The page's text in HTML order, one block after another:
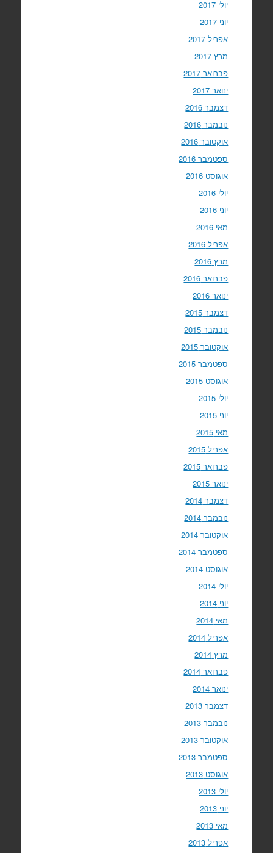
יולי 2017
יוני 2017
אפריל 2017
מרץ 2017
פברואר 2017
ינואר 2017
דצמבר 2016
נובמבר 2016
אוקטובר 2016
ספטמבר 2016
אוגוסט 2016
יולי 2016
יוני 2016
מאי 2016
אפריל 2016
מרץ 2016
פברואר 2016
ינואר 2016
דצמבר 2015
נובמבר 2015
אוקטובר 2015
ספטמבר 2015
אוגוסט 2015
יולי 2015
יוני 2015
מאי 2015
אפריל 2015
פברואר 2015
ינואר 2015
דצמבר 2014
נובמבר 2014
אוקטובר 2014
ספטמבר 2014
אוגוסט 2014
יולי 2014
יוני 2014
מאי 2014
אפריל 2014
מרץ 2014
פברואר 2014
ינואר 2014
דצמבר 2013
נובמבר 2013
אוקטובר 2013
ספטמבר 2013
אוגוסט 2013
יולי 2013
יוני 2013
מאי 2013
אפריל 2013